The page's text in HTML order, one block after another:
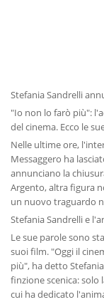
Stefania Sandrelli
"Io non lo farò più":
del cinema. Ecco le
Nelle ultime ore,
Messaggero ha
annunciano la
Argento, altra figura
un nuovo traguardo
Stefania Sandrelli e
Le sue parole sono
suoi film. "Oggi il
più", ha detto
finzione scenica:
cui ha dedicato